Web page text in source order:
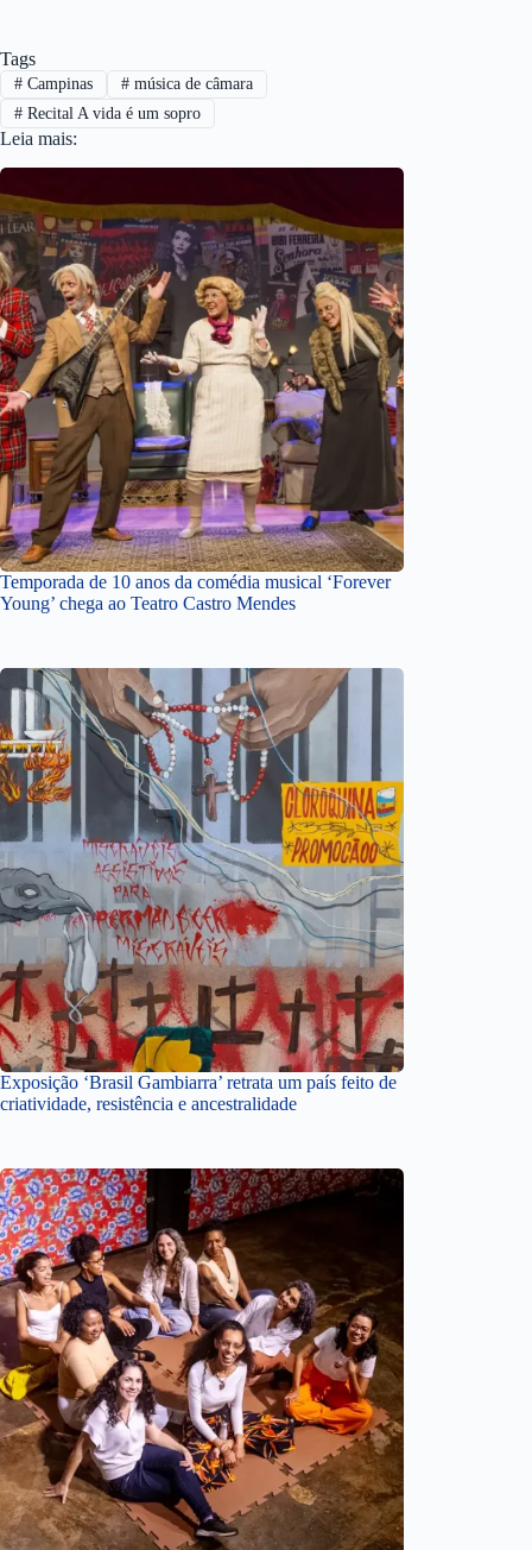
Tags
#Campinas #música de câmara
#Recital A vida é um sopro
Leia mais:
Temporada de 10 anos da comédia musical ‘Forever
Young’ chega ao Teatro Castro Mendes
Exposição ‘Brasil Gambiarra’ retrata um país feito de
criatividade, resistência e ancestralidade